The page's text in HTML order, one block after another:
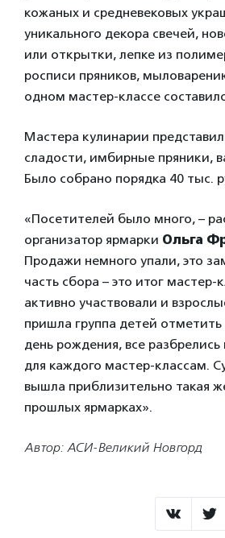
кожаных и средневековых
уникального декора свечей,
или открытки, лепке из
росписи пряников,
одном мастер-классе
Мастера кулинарии
сладости, имбирные пряники,
Было собрано порядка 40 тыс.
«Посетителей было много, –
организатор ярмарки Ольга
Продажи немного упали, это
часть сбора – это итог мастер-
активно участвовали и
пришла группа детей
день рождения, все
для каждого мастер-классам.
вышла приблизительно такая
прошлых ярмарках».
Автор: АСИ-Великий Новгорд